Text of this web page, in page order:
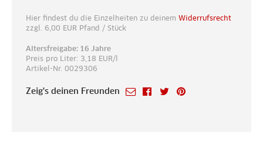
Hier findest du die Einzelheiten zu deinem Widerrufsrecht
zzgl. 6,00 EUR Pfand / Stück
Altersfreigabe: 16 Jahre
Preis pro Liter: 3,18 EUR/l
Artikel-Nr. 0029306
Zeig's deinen Freunden